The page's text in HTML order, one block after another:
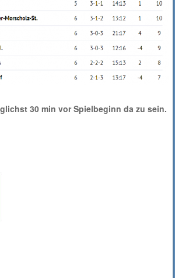
30 min vor Spielbeginn da zu sein.